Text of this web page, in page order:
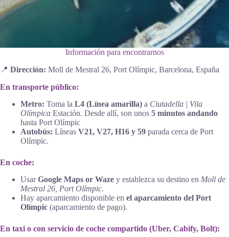
Información para encontrarnos
📍 Dirección: Moll de Mestral 26, Port Olímpic, Barcelona, España
En transporte público:
Metro: Toma la L4 (Línea amarilla) a Ciutadella | Vila
Olímpica Estación. Desde allí, son unos 5 minutos andando
hasta Port Olímpic
Autobús: Líneas V21, V27, H16 y 59 parada cerca de Port
Olímpic.
En coche:
UsarGoogle Maps or Waze y establezca su destino en Moll de
Mestral 26, Port Olímpic.
Hay aparcamiento disponible en el aparcamiento del Port
Olímpic (aparcamiento de pago).
En taxi o con servicio de coche compartido (Uber, Cabify, Bolt):